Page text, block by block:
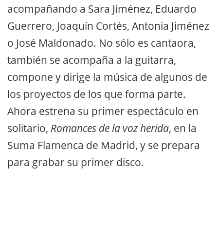
acompañando a Sara Jiménez, Eduardo
Guerrero, Joaquín Cortés, Antonia Jiménez
o José Maldonado. No sólo es cantaora,
también se acompaña a la guitarra,
compone y dirige la música de algunos de
los proyectos de los que forma parte.
Ahora estrena su primer espectáculo en
solitario, Romances de la voz herida, en la
Suma Flamenca de Madrid, y se prepara
para grabar su primer disco.